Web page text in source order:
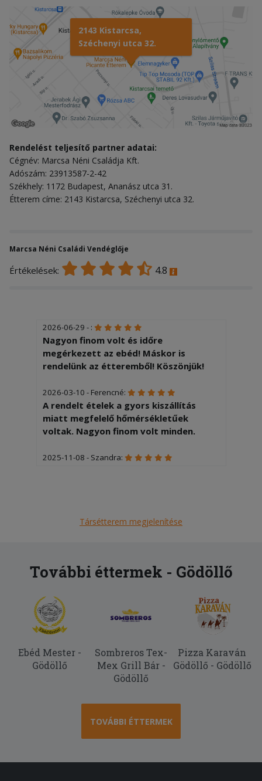
2143 Kistarcsa,
Széchenyi utca 32.
Rendelést teljesítő partner adatai:
Cégnév: Marcsa Néni Családja Kft.
Adószám: 23913587-2-42
Székhely: 1172 Budapest, Ananász utca 31.
Étterem címe: 2143 Kistarcsa, Széchenyi utca 32.
Marcsa Néni Családi Vendéglője
Értékelések: 4.8
2026-06-29 - :
Nagyon finom volt és időre
megérkezett az ebéd! Máskor is
rendelünk az étteremből! Köszönjük!
2026-03-10 - Ferencné:
A rendelt ételek a gyors kiszállítás
miatt megfelelő hőmérsékletűek
voltak. Nagyon finom volt minden.
2025-11-08 - Szandra:
2025-10-14 - Szandra:
2025-09-22 - Balázs:
2025-09-02 - Pál:
Nagyon finom volt.
Társétterem megjelenítése
További éttermek - Gödöllő
Ebéd Mester -
Gödöllő
Sombreros Tex-
Mex Grill Bár -
Gödöllő
Pizza Karaván
Gödöllő - Gödöllő
TOVÁBBI ÉTTERMEK